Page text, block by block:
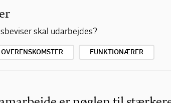
skal udarbejdes?
OVERENSKOMSTER FUNKTIONÆRER